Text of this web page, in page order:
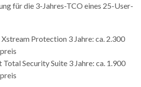
für die 3-Jahres-TCO eines 25-User-
Protection 3 Jahre: ca. 2.300
Security Suite 3 Jahre: ca. 1.900